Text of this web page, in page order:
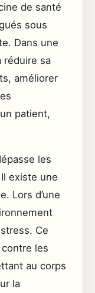
de santé
sous
Dans une
réduire sa
améliorer
patient,
les
existe une
Lors d’une
Ce
les
au corps
la